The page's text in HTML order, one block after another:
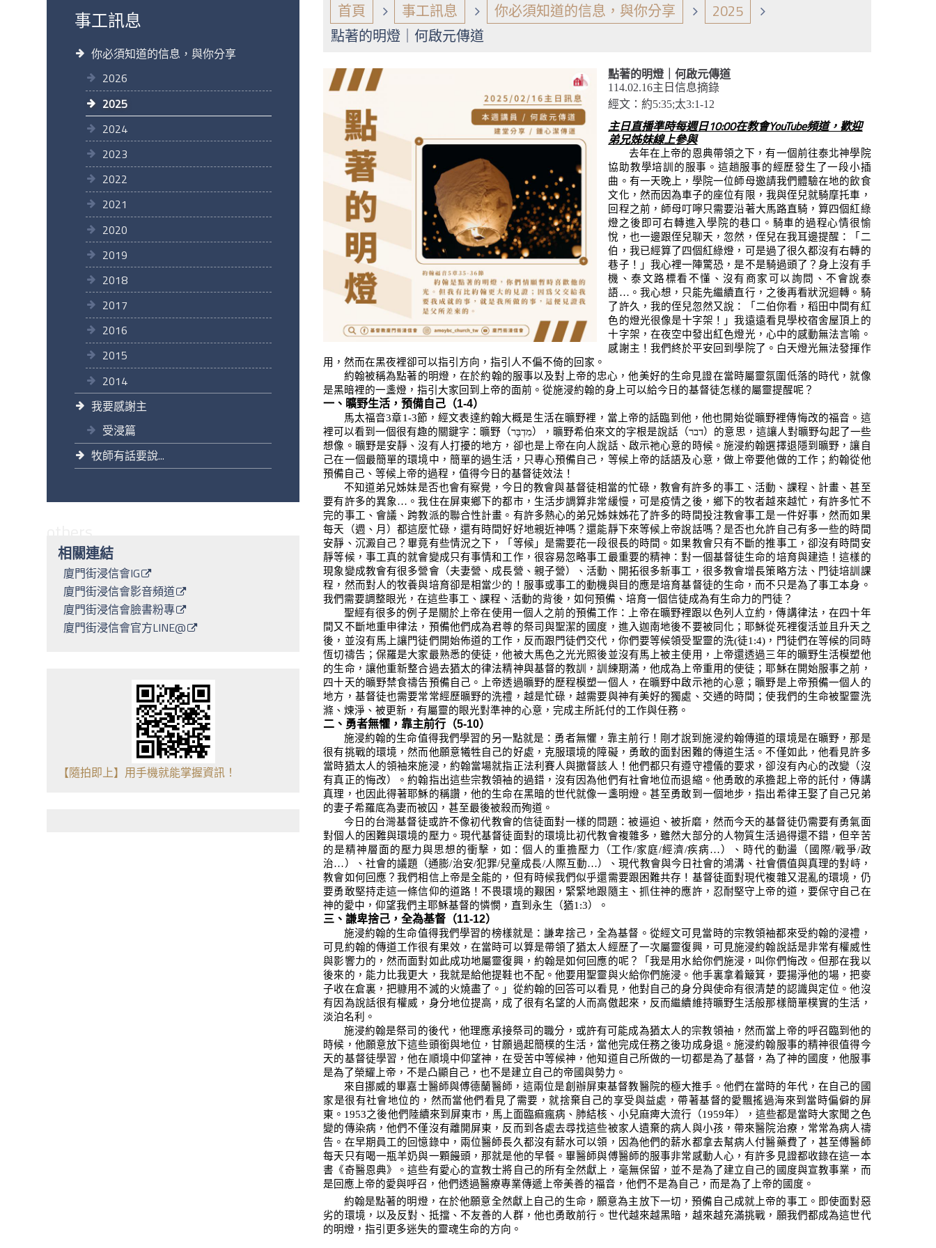
事工訊息
你必須知道的信息，與你分享
2026
2025
2024
2023
2022
2021
2020
2019
2018
2017
2016
2015
2014
我要感謝主
受浸篇
牧師有話要說...
相關連結
廈門街浸信會IG
廈門街浸信會影音頻道
廈門街浸信會臉書粉專
廈門街浸信會官方LINE@
【隨拍即上】用手機就能掌握資訊！
首頁 事工訊息 你必須知道的信息，與你分享
2025
點著的明燈｜何啟元傳道
點著的明燈｜何啟元傳道
114.02.16主日信息摘錄
經文：約5:35;太3:1-12
主日直播準時每週日10:00在教會YouTube頻道，歡迎
弟兄姊妹線上參與
去年在上帝的恩典帶領之下，有一個前往泰北神學院
協助教學培訓的服事。這趟服事的經歷發生了一段小插
曲。有一天晚上，學院一位師母邀請我們體驗在地的飲食
文化，然而因為車子的座位有限，我與侄兒就騎摩托車，
回程之前，師母叮嚀只需要沿著大馬路直騎，算四個紅綠
燈之後即可右轉進入學院的巷口。騎車的過程心情很愉
悅，也一邊跟侄兒聊天，忽然，侄兒在我耳邊提醒：「二
伯，我已經算了四個紅綠燈，可是過了很久都沒有右轉的
巷子！」我心裡一陣驚恐，是不是騎過頭了？身上沒有手
機、泰文路標看不懂、沒有商家可以詢問、不會說泰
語… 。我心想，只能先繼續直行，之後再看狀況迴轉。騎
了許久，我的侄兒忽然又說：「二伯你看，稻田中間有紅
色的燈光很像是十字架！」我遠遠看見學校宿舍屋頂上的
十字架，在夜空中發出紅色燈光，心中的感動無法言喻。
感謝主！我們終於平安回到學院了。白天燈光無法發揮作
用，然而在黑夜裡卻可以指引方向，指引人不偏不倚的回家。
約翰被稱為點著的明燈，在於約翰的服事以及對上帝的忠心，他美好的生命見證在當時屬靈氛圍低落的時代，就像
是黑暗裡的一盞燈，指引大家回到上帝的面前。從施浸約翰的身上可以給今日的基督徒怎樣的屬靈提醒呢？
一、曠野生活，預備自己（1-4）
馬太福音3章1-3節，經文表達約翰大概是生活在曠野裡，當上帝的話臨到他，他也開始從曠野裡傳悔改的福音。這
裡可以看到一個很有趣的關鍵字：曠野（מִדְבָּר），曠野希伯來文的字根是說話（דבר）的意思，這讓人對曠野勾起了一些
想像。曠野是安靜、沒有人打擾的地方，卻也是上帝在向人說話、啟示祂心意的時候。施浸約翰選擇退隱到曠野，讓自
己在一個最簡單的環境中，簡單的過生活，只專心預備自己，等候上帝的話語及心意，做上帝要他做的工作；約翰從他
預備自己、等候上帝的過程，值得今日的基督徒效法！
不知道弟兄姊妹是否也會有察覺，今日的教會與基督徒相當的忙碌，教會有許多的事工、活動、課程、計畫、甚至
要有許多的異象… 。我住在屏東鄉下的都市，生活步調算非常緩慢，可是疫情之後，鄉下的牧者越來越忙，有許多忙不
完的事工、會議、跨教派的聯合性計畫。有許多熱心的弟兄姊妹姊花了許多的時間投注教會事工是一件好事，然而如果
每天（週、月）都這麼忙碌，還有時間好好地親近神嗎？還能靜下來等候上帝說話嗎？是否也允許自己有多一些的時間
安靜、沉澱自己？畢竟有些情況之下，「等候」是需要花一段很長的時間。如果教會只有不斷的推事工，卻沒有時間安
靜等候，事工真的就會變成只有事情和工作，很容易忽略事工最重要的精神：對一個基督徒生命的培育與建造！這樣的
現象變成教會有很多營會（夫妻營、成長營、親子營）、活動、開拓很多新事工，很多教會增長策略方法、門徒培訓課
程，然而對人的牧養與培育卻是相當少的！服事或事工的動機與目的應是培育基督徒的生命，而不只是為了事工本身。
我們需要調整眼光，在這些事工、課程、活動的背後，如何預備、培育一個信徒成為有生命力的門徒？
聖經有很多的例子是關於上帝在使用一個人之前的預備工作：上帝在曠野裡跟以色列人立約，傳講律法，在四十年
間又不斷地重申律法，預備他們成為君尊的祭司與聖潔的國度，進入迦南地後不要被同化；耶穌從死裡復活並且升天之
後，並沒有馬上讓門徒們開始佈道的工作，反而跟門徒們交代，你們要等候領受聖靈的洗(徒1:4) ，門徒們在等候的同時
恆切禱告；保羅是大家最熟悉的使徒，他被大馬色之光光照後並沒有馬上被主使用，上帝還透過三年的曠野生活模塑他
的生命，讓他重新整合過去猶太的律法精神與基督的教訓，訓練期滿，他成為上帝重用的使徒；耶穌在開始服事之前，
四十天的曠野禁食禱告預備自己。上帝透過曠野的歷程模塑一個人，在曠野中啟示祂的心意；曠野是上帝預備一個人的
地方，基督徒也需要常常經歷曠野的洗禮，越是忙碌，越需要與神有美好的獨處、交通的時間；使我們的生命被聖靈洗
滌、煉淨、被更新，有屬靈的眼光對準神的心意，完成主所託付的工作與任務。
二、勇者無懼，靠主前行（5-10）
施浸約翰的生命值得我們學習的另一點就是：勇者無懼，靠主前行！剛才說到施浸約翰傳道的環境是在曠野，那是
很有挑戰的環境，然而他願意犧牲自己的好處，克服環境的障礙，勇敢的面對困難的傳道生活。不僅如此，他看見許多
當時猶太人的領袖來施浸，約翰當場就指正法利賽人與撒督該人！他們都只有遵守禮儀的要求，卻沒有內心的改變（沒
有真正的悔改）。約翰指出這些宗教領袖的過錯，沒有因為他們有社會地位而退縮。他勇敢的承擔起上帝的託付，傳講
真理，也因此得著耶穌的稱讚，他的生命在黑暗的世代就像一盞明燈。甚至勇敢到一個地步，指出希律王娶了自己兄弟
的妻子希羅底為妻而被囚，甚至最後被殺而殉道。
今日的台灣基督徒或許不像初代教會的信徒面對一樣的問題：被逼迫、被折磨，然而今天的基督徒仍需要有勇氣面
對個人的困難與環境的壓力。現代基督徒面對的環境比初代教會複雜多，雖然大部分的人物質生活過得還不錯，但辛苦
的是精神層面的壓力與思想的衝擊，如：個人的重擔壓力（工作/家庭/經濟/疾病… ）、時代的動盪（國際/戰爭/政
治… ）、社會的議題（通膨/治安/犯罪/兒童成長/人際互動…）、現代教會與今日社會的鴻溝、社會價值與真理的對峙，
教會如何回應？我們相信上帝是全能的，但有時候我們似乎還需要跟困難共存！基督徒面對現代複雜又混亂的環境，仍
要勇敢堅持走這一條信仰的道路！不畏環境的艱困，緊緊地跟隨主、抓住神的應許，忍耐堅守上帝的道，要保守自己在
神的愛中，仰望我們主耶穌基督的憐憫，直到永生（猶1:3）。
三、謙卑捨己，全為基督（11-12）
施浸約翰的生命值得我們學習的榜樣就是：謙卑捨己，全為基督。從經文可見當時的宗教領袖都來受約翰的浸禮，
可見約翰的傳道工作很有果效，在當時可以算是帶領了猶太人經歷了一次屬靈復興，可見施浸約翰說話是非常有權威性
與影響力的，然而面對如此成功地屬靈復興，約翰是如何回應的呢？
「我是用水給你們施浸，叫你們悔改。但那在我以
後來的，能力比我更大，我就是給他提鞋也不配。他要用聖靈與火給你們施浸。他手裏拿着簸箕，要揚淨他的場，把麥
子收在倉裏，把糠用不滅的火燒盡了。」 從約翰的回答可以看見，他對自己的身分與使命有很清楚的認識與定位。他沒
有因為說話很有權威，身分地位提高，成了很有名望的人而高傲起來，反而繼續維持曠野生活般那樣簡單樸實的生活，
淡泊名利。
施浸約翰是祭司的後代，他理應承接祭司的職分，或許有可能成為猶太人的宗教領袖，然而當上帝的呼召臨到他的
時候，他願意放下這些頭銜與地位，甘願過起簡樸的生活，當他完成任務之後功成身退。施浸約翰服事的精神很值得今
天的基督徒學習，他在順境中仰望神，在受苦中等候神，他知道自己所做的一切都是為了基督，為了神的國度，他服事
是為了榮耀上帝，不是凸顯自己，也不是建立自己的帝國與勢力。
來自挪威的畢嘉士醫師與傅德蘭醫師，這兩位是創辦屏東基督教醫院的極大推手。他們在當時的年代，在自己的國
家是很有社會地位的，然而當他們看見了需要，就捨棄自己的享受與益處，帶著基督的愛飄搖過海來到當時偏僻的屏
東。 1953之後他們陸續來到屏東市，馬上面臨痲瘋病、肺結核、小兒麻痺大流行（1959年），這些都是當時大家聞之色
變的傳染病，他們不僅沒有離開屏東，反而到各處去尋找這些被家人遺棄的病人與小孩，帶來醫院治療，常常為病人禱
告。在早期員工的回憶錄中，兩位醫師長久都沒有薪水可以領，因為他們的薪水都拿去幫病人付醫藥費了，甚至傅醫師
每天只有喝一瓶羊奶與一顆饅頭，那就是他的早餐。畢醫師與傅醫師的服事非常感動人心，有許多見證都收錄在這一本
書《奇醫恩典》。這些有愛心的宣教士將自己的所有全然獻上，毫無保留，並不是為了建立自己的國度與宣教事業，而
是回應上帝的愛與呼召，他們透過醫療專業傳遞上帝美善的福音，他們不是為自己，而是為了上帝的國度。
約翰是點著的明燈，在於他願意全然獻上自己的生命，願意為主放下一切，預備自己成就上帝的事工。即使面對惡
劣的環境，以及反對、抵擋、不友善的人群，他也勇敢前行。世代越來越黑暗，越來越充滿挑戰，願我們都成為這世代
的明燈，指引更多迷失的靈魂生命的方向。